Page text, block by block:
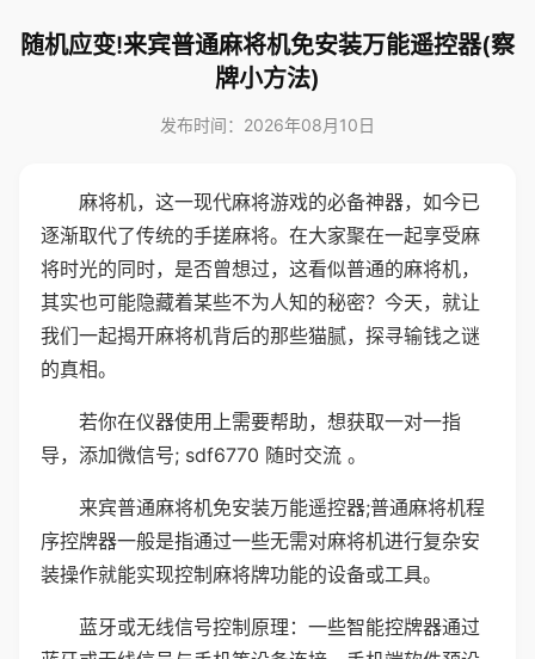
随机应变!来宾普通麻将机免安装万能遥控器(察
牌小方法)
发布时间：2026年08月10日
麻将机，这一现代麻将游戏的必备神器，如今已
逐渐取代了传统的手搓麻将。在大家聚在一起享受麻
将时光的同时，是否曾想过，这看似普通的麻将机，
其实也可能隐藏着某些不为人知的秘密？今天，就让
我们一起揭开麻将机背后的那些猫腻，探寻输钱之谜
的真相。
若你在仪器使用上需要帮助，想获取一对一指
导，添加微信号; sdf6770 随时交流 。
来宾普通麻将机免安装万能遥控器;普通麻将机程
序控牌器一般是指通过一些无需对麻将机进行复杂安
装操作就能实现控制麻将牌功能的设备或工具。
蓝牙或无线信号控制原理：一些智能控牌器通过